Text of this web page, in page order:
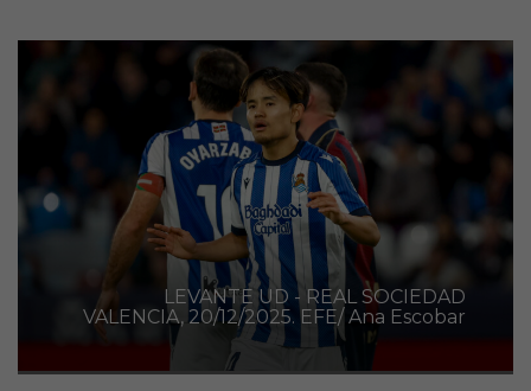
LEVANTE UD - REAL SOCIEDAD
VALENCIA, 20/12/2025. EFE/ Ana Escobar